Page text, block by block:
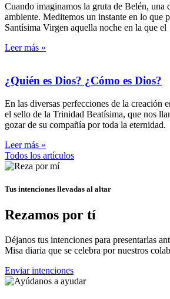
Cuando imaginamos la gruta de Belén, una
ambiente. Meditemos un instante en lo que
Santísima Virgen aquella noche en la que el
Leer más »
¿Quién es Dios? ¿Cómo es Dios?
En las diversas perfecciones de la creación
el sello de la Trinidad Beatísima, que nos
gozar de su compañía por toda la eternidad.
Leer más »
Todos los artículos
Tus intenciones llevadas al altar
Rezamos por tí
Déjanos tus intenciones para presentarlas
Misa diaria que se celebra por nuestros
Enviar intenciones